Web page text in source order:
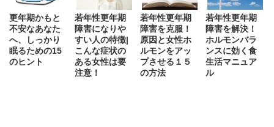
更年期かもと
不安なあなた
へ、しっかり
眠るための15
のヒント
若年性更年期
障害になりや
すい人の特徴|
こんな症状の
ある女性は要
注意！
若年性更年期
障害を克服！
原因と女性ホ
ルモンをアッ
プさせる１５
の方法
若年性更年期
障害を解決！
ホルモンバラ
ンスに効く食
生活マニュア
ル